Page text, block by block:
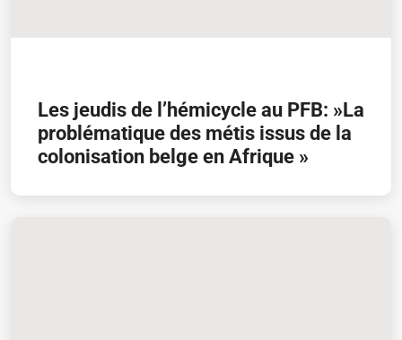
Les jeudis de l’hémicycle au PFB: »La
problématique des métis issus de la
colonisation belge en Afrique »